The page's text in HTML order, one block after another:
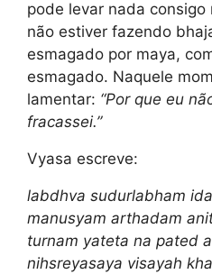
pode levar nada
não estiver fazendo
esmagado por maya,
esmagado. Naquele
lamentar: “Por que eu
fracassei.”
Vyasa escreve:
labdhva sudurlabham
manusyam arthadam
turnam yateta na pated
nihsreyasaya visayah